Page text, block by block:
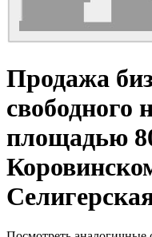
Продажа
свободного
площадью